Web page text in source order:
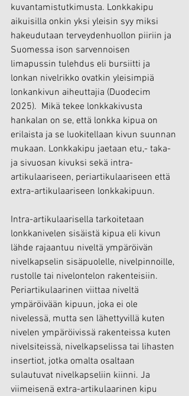
kuvantamistutkimusta. Lonkkakipu
aikuisilla onkin yksi yleisin syy miksi
hakeudutaan terveydenhuollon piiriin ja
Suomessa ison sarvennoisen
limapussin tulehdus eli bursiitti ja
lonkan nivelrikko ovatkin yleisimpiä
lonkankivun aiheuttajia (Duodecim
2025).  Mikä tekee lonkkakivusta
hankalan on se, että lonkka kipua on
erilaista ja se luokitellaan kivun suunnan
mukaan. Lonkkakipu jaetaan etu,- taka-
ja sivuosan kivuksi sekä intra-
artikulaariseen, periartikulaariseen että
extra-artikulaariseen lonkkakipuun.
Intra-artikulaarisella tarkoitetaan
lonkkanivelen sisäistä kipua eli kivun
lähde rajaantuu niveltä ympäröivän
nivelkapselin sisäpuolelle, nivelpinnoille,
rustolle tai nivelontelon rakenteisiin.
Periartikulaarinen viittaa niveltä
ympäröivään kipuun, joka ei ole
nivelessä, mutta sen lähettyvillä kuten
nivelen ympäröivissä rakenteissa kuten
nivelsiteissä, nivelkapselissa tai lihasten
insertiot, jotka omalta osaltaan
sulautuvat nivelkapseliin kiinni. Ja
viimeisenä extra-artikulaarinen kipu